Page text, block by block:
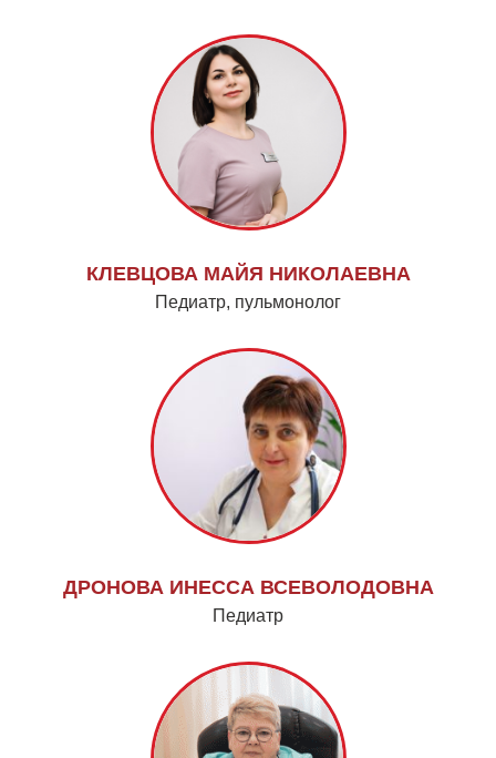
КЛЕВЦОВА МАЙЯ НИКОЛАЕВНА
Педиатр, пульмонолог
ДРОНОВА ИНЕССА ВСЕВОЛОДОВНА
Педиатр